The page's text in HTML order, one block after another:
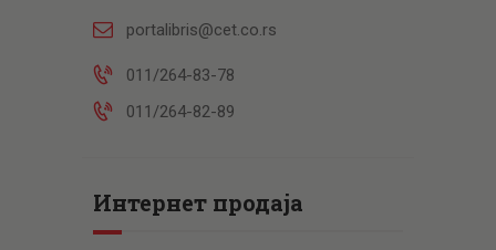
portalibris@cet.co.rs
011/264-83-78
011/264-82-89
Интернет продаја